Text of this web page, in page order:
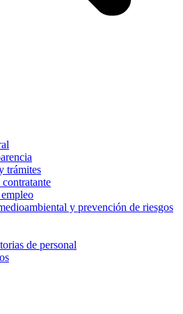
trámites
y prevención de riesgos
de personal